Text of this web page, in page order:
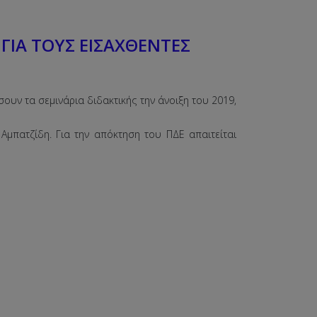
ΤΟΥΣ ΕΙΣΑΧΘΕΝΤΕΣ
τα σεμινάρια διδακτικής την άνοιξη του 2019,
Για την απόκτηση του ΠΔΕ απαιτείται